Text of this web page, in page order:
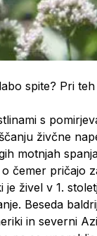
spite? Pri
s
živčne
motnjah
čemer pričajo
je živel v 1.
Beseda
in severni